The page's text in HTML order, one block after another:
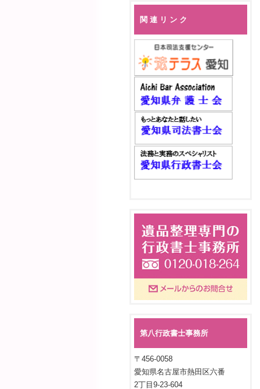
関 連 リ ン ク
第八行政書士事務所
〒456-0058
愛知県名古屋市熱田区六番
2丁目9-23-604